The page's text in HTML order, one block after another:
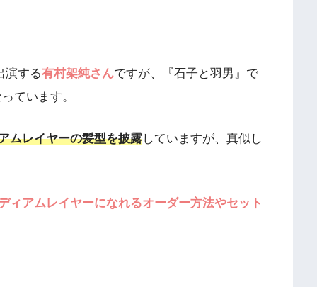
演する有村架純さんですが、『石子と羽男』で
ています。
ムレイヤーの髪型を披露していますが、真似し
ィアムレイヤーになれるオーダー方法やセット